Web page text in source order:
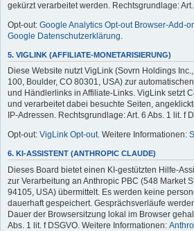
gekürzt verarbeitet werden. Rechtsgrundlage:
Opt-out: Google Analytics Opt-out Browser-Add-
Google Datenschutzerklärung.
5. VIGLINK (AFFILIATE-MONETARISIERUNG)
Diese Website nutzt VigLink (Sovrn Holdings
100, Boulder, CO 80301, USA) zur
und Händlerlinks in Affiliate-Links. VigLink setzt
und verarbeitet dabei besuchte Seiten,
IP-Adressen. Rechtsgrundlage: Art. 6 Abs. 1 lit. f
Opt-out: VigLink Opt-out. Weitere Informationen:
6. KI-ASSISTENT (ANTHROPIC CLAUDE)
Dieses Board bietet einen KI-gestützten Hilfe-
zur Verarbeitung an Anthropic PBC (548 Market
94105, USA) übermittelt. Es werden keine
dauerhaft gespeichert. Gesprächsverläufe
Dauer der Browsersitzung lokal im Browser
Abs. 1 lit. f DSGVO. Weitere Informationen: